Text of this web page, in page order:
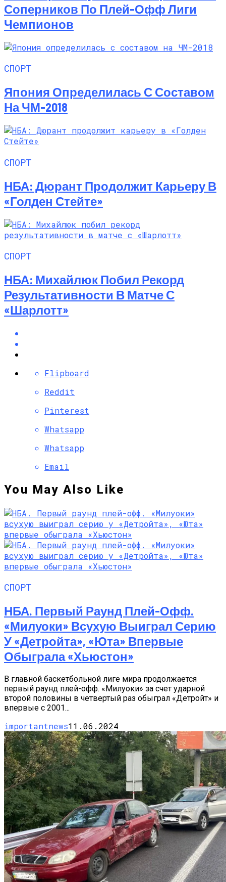
Соперников По Плей-Офф Лиги
Чемпионов
СПОРТ
Япония Определилась С Составом
На ЧМ-2018
СПОРТ
НБА: Дюрант Продолжит Карьеру В
«Голден Стейте»
СПОРТ
НБА: Михайлюк Побил Рекорд
Результативности В Матче С
«Шарлотт»
Flipboard
Reddit
Pinterest
Whatsapp
Whatsapp
Email
You May Also Like
СПОРТ
НБА. Первый Раунд Плей-Офф.
«Милуоки» Всухую Выиграл Серию
У «Детройта», «Юта» Впервые
Обыграла «Хьюстон»
В главной баскетбольной лиге мира продолжается
первый раунд плей-офф. «Милуоки» за счет ударной
второй половины в четвертый раз обыграл «Детройт» и
впервые с 2001...
importantnews11.06.2024